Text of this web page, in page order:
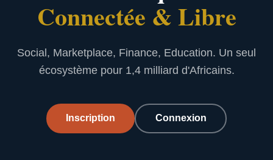
Connectée & Libre
Social, Marketplace, Finance, Education. Un seul
écosystème pour 1,4 milliard d'Africains.
Inscription Connexion